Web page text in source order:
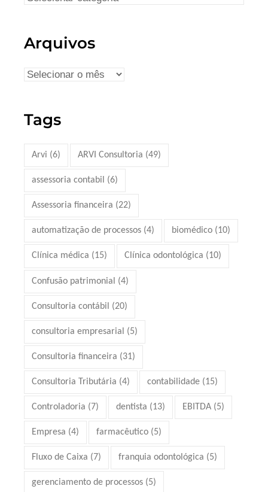
Arquivos
Tags
Arvi (6) ARVI Consultoria (49)
assessoria contabil (6)
Assessoria financeira (22)
automatização de processos (4) biomédico (10)
Clínica médica (15) Clínica odontológica (10)
Confusão patrimonial (4)
Consultoria contábil (20)
consultoria empresarial (5)
Consultoria financeira (31)
Consultoria Tributária (4) contabilidade (15)
Controladoria (7) dentista (13) EBITDA (5)
Empresa (4) farmacêutico (5)
Fluxo de Caixa (7) franquia odontológica (5)
gerenciamento de processos (5)